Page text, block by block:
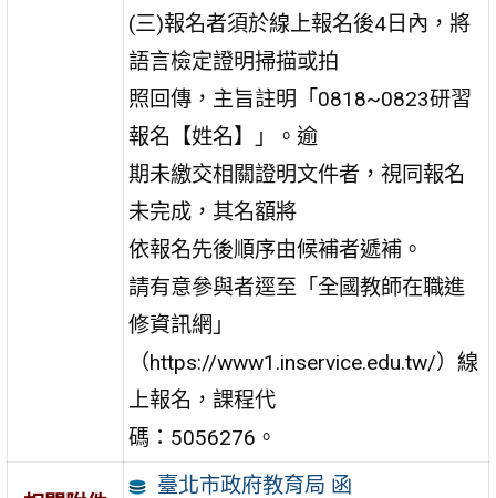
(三)報名者須於線上報名後4日內，將
語言檢定證明掃描或拍
照回傳，主旨註明「0818~0823研習
報名【姓名】」。逾
期未繳交相關證明文件者，視同報名
未完成，其名額將
依報名先後順序由候補者遞補。
請有意參與者逕至「全國教師在職進
修資訊網」
（https://www1.inservice.edu.tw/）線
上報名，課程代
碼：5056276。
臺北市政府教育局 函